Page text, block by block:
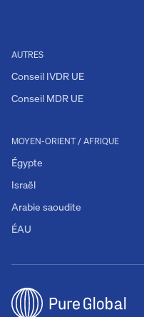
AUTRES
Conseil IVDR UE
Conseil MDR UE
MOYEN-ORIENT / AFRIQUE
Égypte
Israël
Arabie saoudite
ÉAU